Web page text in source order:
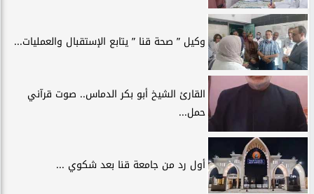
وكيل ” صحة قنا ” يتابع الإستقبال والعمليات...
القارئ الشيخ أبو بكر الدماس.. صوت قرآني
حمل...
أول رد من جامعة قنا بعد شكوي ...